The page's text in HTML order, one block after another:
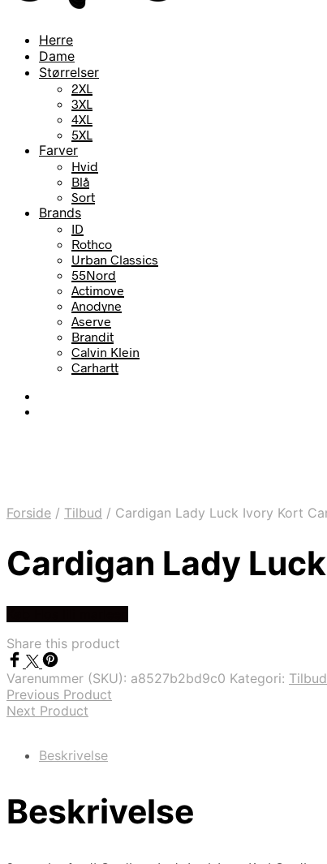
Herre
Dame
Størrelser
2XL
3XL
4XL
5XL
Farver
Hvid
Blå
Sort
Brands
ID
Rothco
Urban Classics
55Nord
Actimove
Anodyne
Aserve
Brandit
Calvin Klein
Carhartt
Forside / Tilbud / Cardigan Lady Luck Ivory Kort
Cardigan Lady
Share this product
Varenummer (SKU): a8527b2bd9c0 Kategori: Tilbud
Previous Product
Next Product
Beskrivelse
Beskrivelse